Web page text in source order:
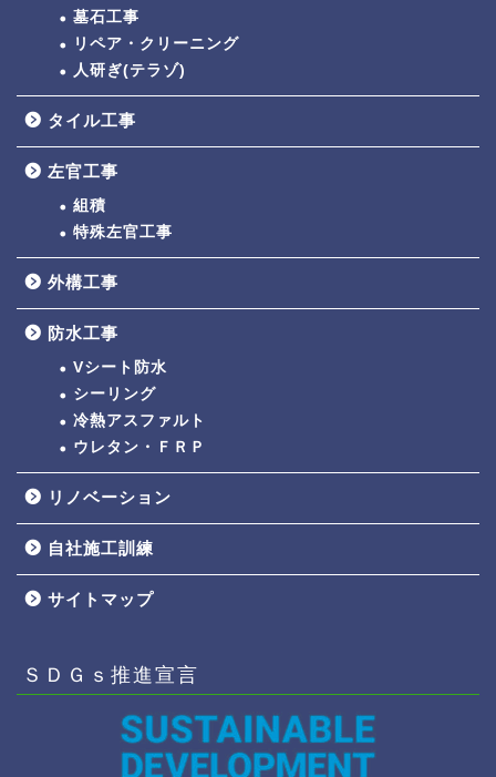
墓石工事
リペア・クリーニング
人研ぎ(テラゾ)
タイル工事
左官工事
組積
特殊左官工事
外構工事
防水工事
Vシート防水
シーリング
冷熱アスファルト
ウレタン・ＦＲＰ
リノベーション
自社施工訓練
サイトマップ
ＳＤＧｓ推進宣言